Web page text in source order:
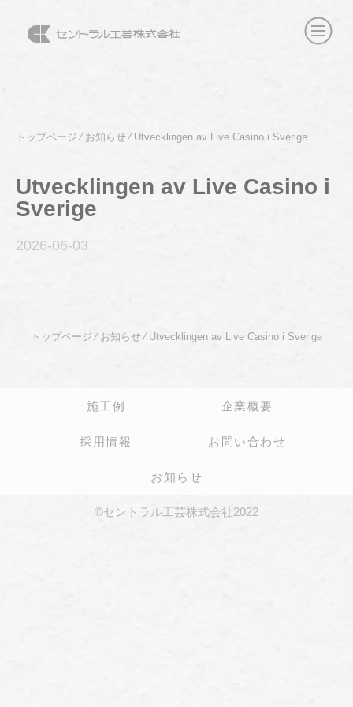
トップページ⁄ お知らせ⁄ Utvecklingen av Live Casino i Sverige
Utvecklingen av Live Casino i
Sverige
2026-06-03
トップページ ⁄ お知らせ⁄ Utvecklingen av Live Casino i Sverige
施工例 企業概要
採用情報 お問い合わせ
お知らせ
©セントラル工芸株式会社2022